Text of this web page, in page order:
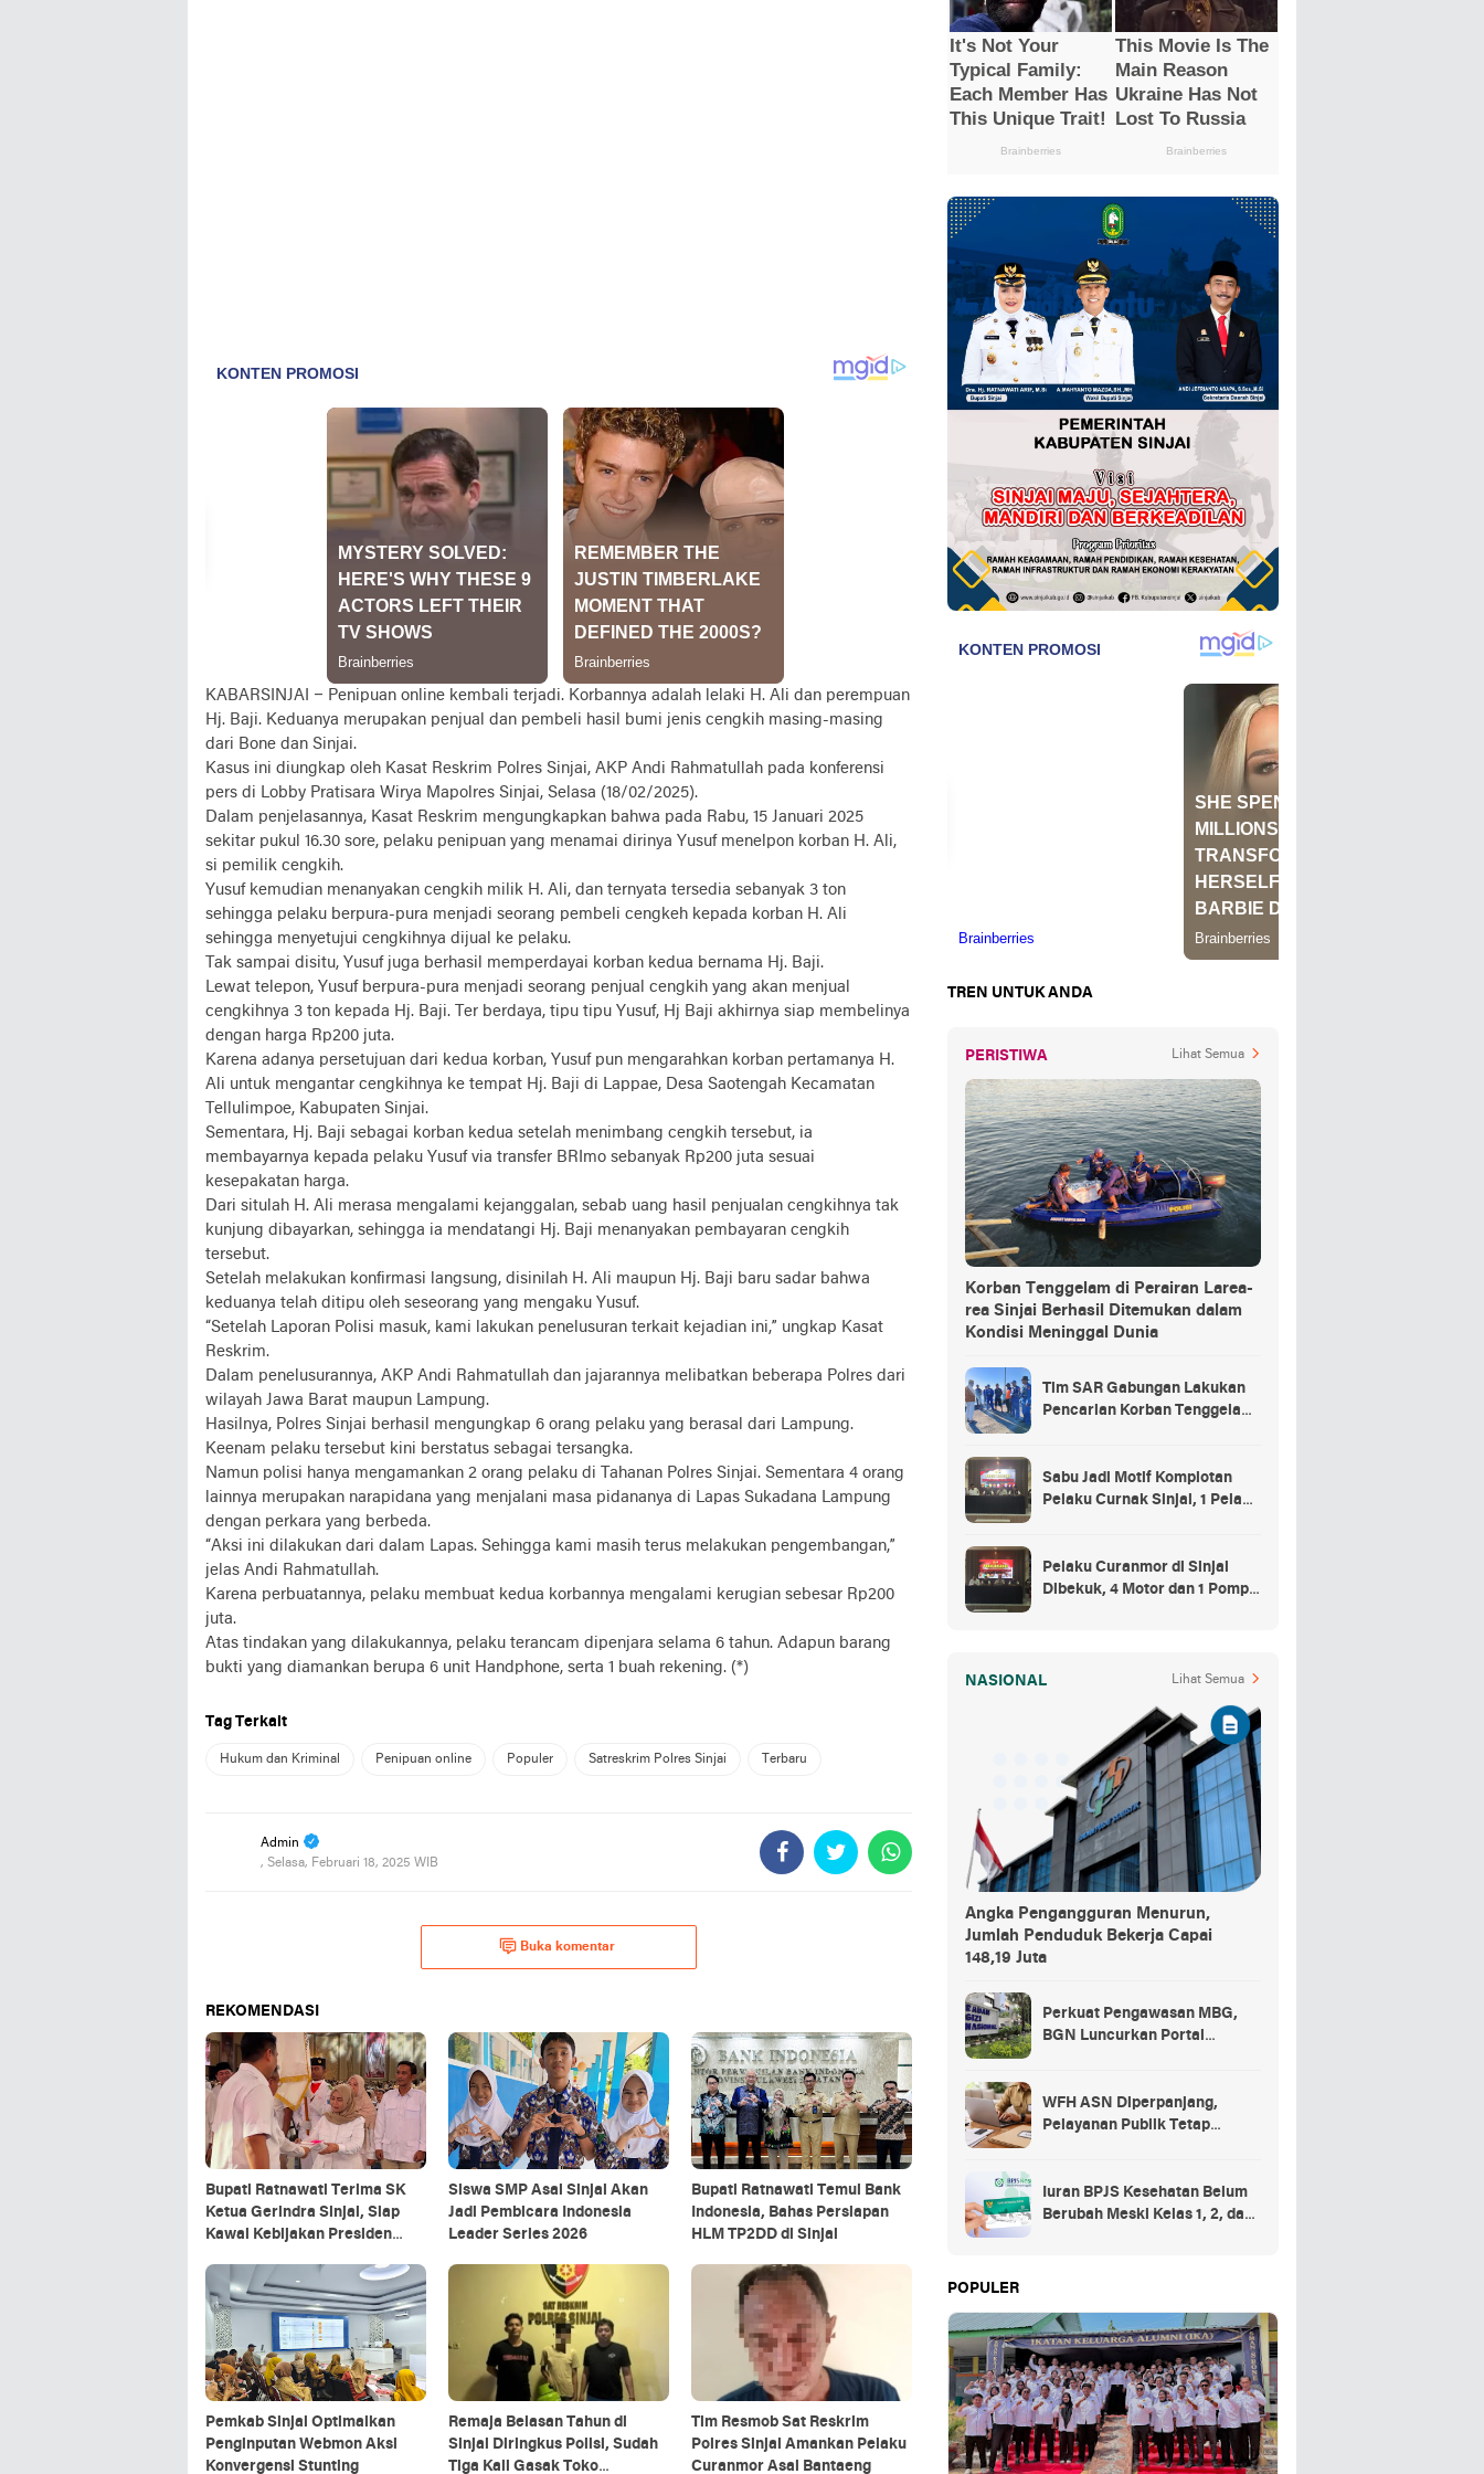
KABARSINJAI – Penipuan online kembali terjadi. Korbannya adalah lelaki H. Ali dan perempuan
Hj. Baji. Keduanya merupakan penjual dan pembeli hasil bumi jenis cengkih masing-masing
dari Bone dan Sinjai.
Kasus ini diungkap oleh Kasat Reskrim Polres Sinjai, AKP Andi Rahmatullah pada konferensi
pers di Lobby Pratisara Wirya Mapolres Sinjai, Selasa (18/02/2025).
Dalam penjelasannya, Kasat Reskrim mengungkapkan bahwa pada Rabu, 15 Januari 2025
sekitar pukul 16.30 sore, pelaku penipuan yang menamai dirinya Yusuf menelpon korban H. Ali,
si pemilik cengkih.
Yusuf kemudian menanyakan cengkih milik H. Ali, dan ternyata tersedia sebanyak 3 ton
sehingga pelaku berpura-pura menjadi seorang pembeli cengkeh kepada korban H. Ali
sehingga menyetujui cengkihnya dijual ke pelaku.
Tak sampai disitu, Yusuf juga berhasil memperdayai korban kedua bernama Hj. Baji.
Lewat telepon, Yusuf berpura-pura menjadi seorang penjual cengkih yang akan menjual
cengkihnya 3 ton kepada Hj. Baji. Ter berdaya, tipu tipu Yusuf, Hj Baji akhirnya siap membelinya
dengan harga Rp200 juta.
Karena adanya persetujuan dari kedua korban, Yusuf pun mengarahkan korban pertamanya H.
Ali untuk mengantar cengkihnya ke tempat Hj. Baji di Lappae, Desa Saotengah Kecamatan
Tellulimpoe, Kabupaten Sinjai.
Sementara, Hj. Baji sebagai korban kedua setelah menimbang cengkih tersebut, ia
membayarnya kepada pelaku Yusuf via transfer BRImo sebanyak Rp200 juta sesuai
kesepakatan harga.
Dari situlah H. Ali merasa mengalami kejanggalan, sebab uang hasil penjualan cengkihnya tak
kunjung dibayarkan, sehingga ia mendatangi Hj. Baji menanyakan pembayaran cengkih
tersebut.
Setelah melakukan konfirmasi langsung, disinilah H. Ali maupun Hj. Baji baru sadar bahwa
keduanya telah ditipu oleh seseorang yang mengaku Yusuf.
“Setelah Laporan Polisi masuk, kami lakukan penelusuran terkait kejadian ini,” ungkap Kasat
Reskrim.
Dalam penelusurannya, AKP Andi Rahmatullah dan jajarannya melibatkan beberapa Polres dari
wilayah Jawa Barat maupun Lampung.
Hasilnya, Polres Sinjai berhasil mengungkap 6 orang pelaku yang berasal dari Lampung.
Keenam pelaku tersebut kini berstatus sebagai tersangka.
Namun polisi hanya mengamankan 2 orang pelaku di Tahanan Polres Sinjai. Sementara 4 orang
lainnya merupakan narapidana yang menjalani masa pidananya di Lapas Sukadana Lampung
dengan perkara yang berbeda.
“Aksi ini dilakukan dari dalam Lapas. Sehingga kami masih terus melakukan pengembangan,”
jelas Andi Rahmatullah.
Karena perbuatannya, pelaku membuat kedua korbannya mengalami kerugian sebesar Rp200
juta.
Atas tindakan yang dilakukannya, pelaku terancam dipenjara selama 6 tahun. Adapun barang
bukti yang diamankan berupa 6 unit Handphone, serta 1 buah rekening. (*)
Tag Terkait
Hukum dan Kriminal Penipuan online Populer Satreskrim Polres Sinjai Terbaru
Admin
, Selasa, Februari 18, 2025 WIB
Buka komentar
REKOMENDASI
Bupati Ratnawati Terima SK
Ketua Gerindra Sinjai, Siap
Kawal Kebijakan Presiden
Siswa SMP Asal Sinjai Akan
Jadi Pembicara Indonesia
Leader Series 2026
Bupati Ratnawati Temui Bank
Indonesia, Bahas Persiapan
HLM TP2DD di Sinjai
Pemkab Sinjai Optimalkan
Penginputan Webmon Aksi
Konvergensi Stunting
Remaja Belasan Tahun di
Sinjai Diringkus Polisi, Sudah
Tiga Kali Gasak Toko
Tim Resmob Sat Reskrim
Polres Sinjai Amankan Pelaku
Curanmor Asal Bantaeng
TREN UNTUK ANDA
PERISTIWA Lihat Semua
Korban Tenggelam di Perairan Larea-
rea Sinjai Berhasil Ditemukan dalam
Kondisi Meninggal Dunia
Tim SAR Gabungan Lakukan
Pencarian Korban Tenggelam
Sabu Jadi Motif Komplotan
Pelaku Curnak Sinjai, 1 Pelaku
Pelaku Curanmor di Sinjai
Dibekuk, 4 Motor dan 1 Pompa
NASIONAL Lihat Semua
Angka Pengangguran Menurun,
Jumlah Penduduk Bekerja Capai
148,19 Juta
Perkuat Pengawasan MBG,
BGN Luncurkan Portal
WFH ASN Diperpanjang,
Pelayanan Publik Tetap
Iuran BPJS Kesehatan Belum
Berubah Meski Kelas 1, 2, dan
POPULER